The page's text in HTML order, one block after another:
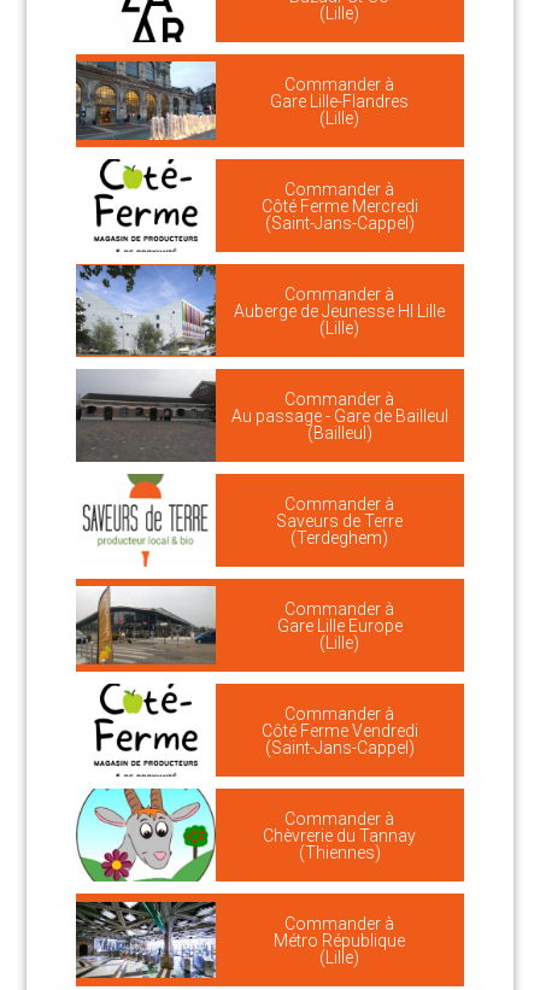
(Lille)
Commander à
Gare Lille-Flandres
(Lille)
Commander à
Côté Ferme Mercredi
(Saint-Jans-Cappel)
Commander à
Auberge de Jeunesse HI Lille
(Lille)
Commander à
Au passage - Gare de Bailleul
(Bailleul)
Commander à
Saveurs de Terre
(Terdeghem)
Commander à
Gare Lille Europe
(Lille)
Commander à
Côté Ferme Vendredi
(Saint-Jans-Cappel)
Commander à
Chèvrerie du Tannay
(Thiennes)
Commander à
Métro République
(Lille)